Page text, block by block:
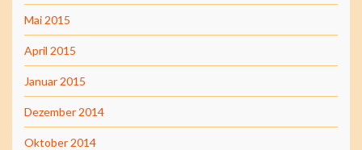
Mai 2015
April 2015
Januar 2015
Dezember 2014
Oktober 2014